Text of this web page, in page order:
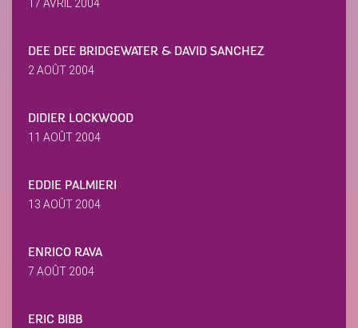
17 AVRIL 2004
DEE DEE BRIDGEWATER & DAVID SANCHEZ
2 AOÛT 2004
DIDIER LOCKWOOD
11 AOÛT 2004
EDDIE PALMIERI
13 AOÛT 2004
ENRICO RAVA
7 AOÛT 2004
ERIC BIBB